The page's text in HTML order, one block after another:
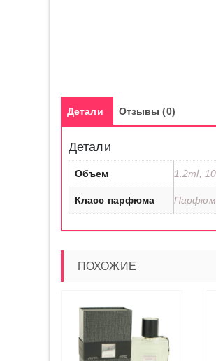
Детали Отзывы (0)
Детали
Объем 1.2ml,
Класс парфюма
ПОХОЖИЕ